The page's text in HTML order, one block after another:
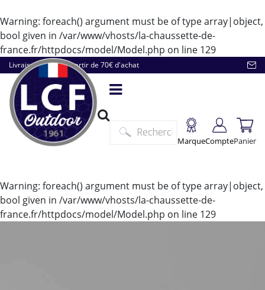
Warning: foreach() argument must be of type array|object,
bool given in /var/www/vhosts/la-chaussette-de-
france.fr/httpdocs/model/Model.php on line 129
Livraison offerte à partir de 70€ d'achat
MarqueComptePanier
Warning: foreach() argument must be of type array|object,
bool given in /var/www/vhosts/la-chaussette-de-
france.fr/httpdocs/model/Model.php on line 129